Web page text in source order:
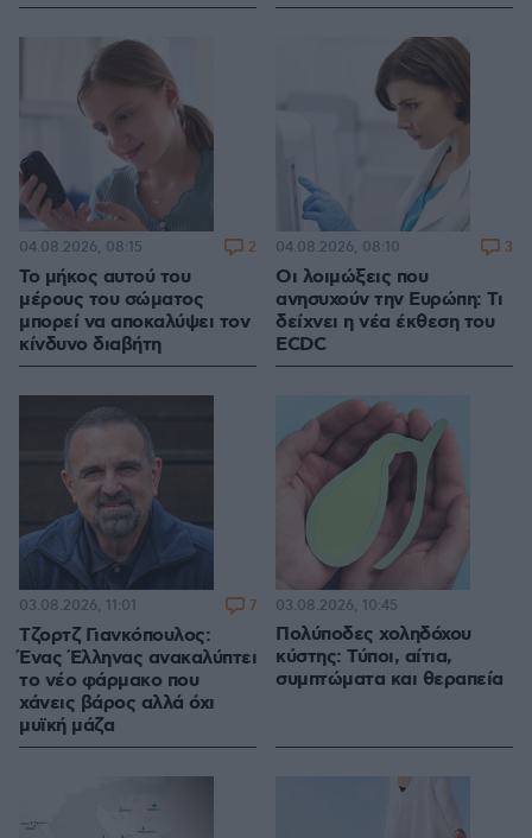
Το μήκος αυτού του
μέρους του σώματος
μπορεί να αποκαλύψει τον
κίνδυνο διαβήτη
04.08.2026, 08:15 2
Οι λοιμώξεις που
ανησυχούν την Ευρώπη: Τι
δείχνει η νέα έκθεση του
ECDC
04.08.2026, 08:10 3
Τζορτζ Γιανκόπουλος:
Ένας Έλληνας ανακαλύπτει
το νέο φάρμακο που
χάνεις βάρος αλλά όχι
μυϊκή μάζα
03.08.2026, 11:01 7
Πολύποδες χοληδόχου
κύστης: Τύποι, αίτια,
συμπτώματα και θεραπεία
03.08.2026, 10:45